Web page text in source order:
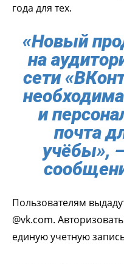
года для тех.
«Новый
на
сети
и
почта
учёбы»,
Пользователям
@vk.com.
единую учетную